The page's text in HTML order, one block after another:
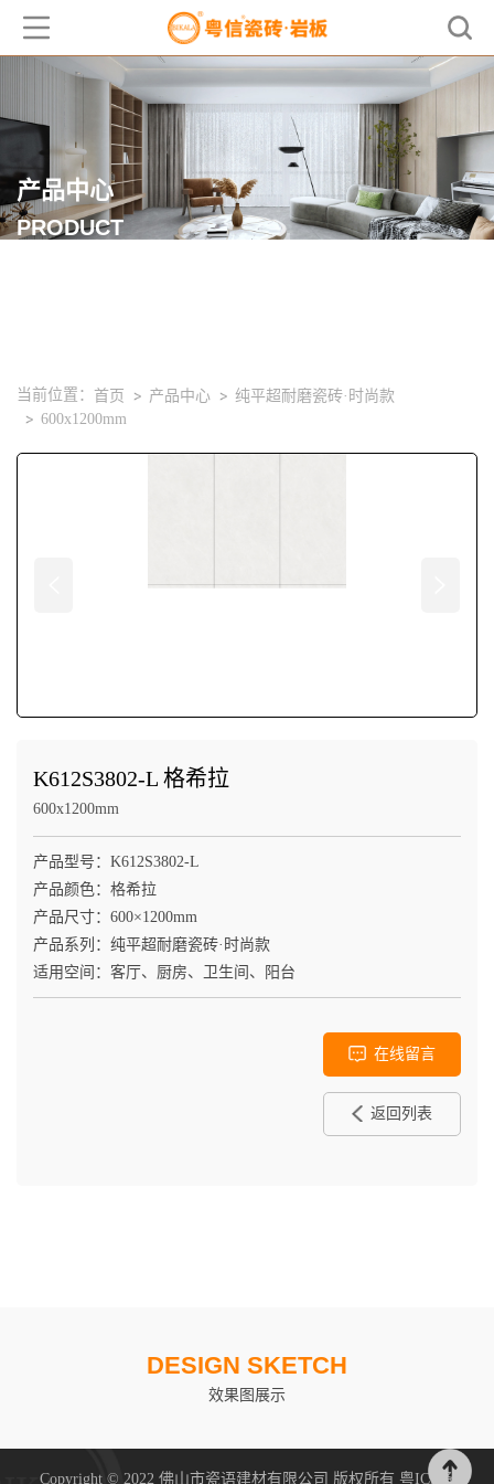
产品中心
PRODUCT
当前位置： 首页 产品中心
纯平超耐磨瓷砖·时尚款
600x1200mm
K612S3802-L 格希拉
600x1200mm
产品型号：K612S3802-L
产品颜色：格希拉
产品尺寸：600×1200mm
产品系列：纯平超耐磨瓷砖·时尚款
适用空间：客厅、厨房、卫生间、阳台
在线留言
返回列表
DESIGN SKETCH
效果图展示
Copyright © 2022 佛山市瓷语建材有限公司 版权所有 粤ICP备